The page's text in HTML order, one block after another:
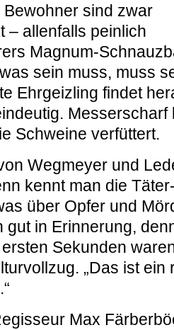
sind zwar
– allenfalls peinlich
Magnum-
sein muss, muss
Ehrgeizling findet
Messerscharf
Schweine verfüttert.
Wegmeyer und
kennt man die
über Opfer und
gut in Erinnerung,
Sekunden
„Das ist
Max